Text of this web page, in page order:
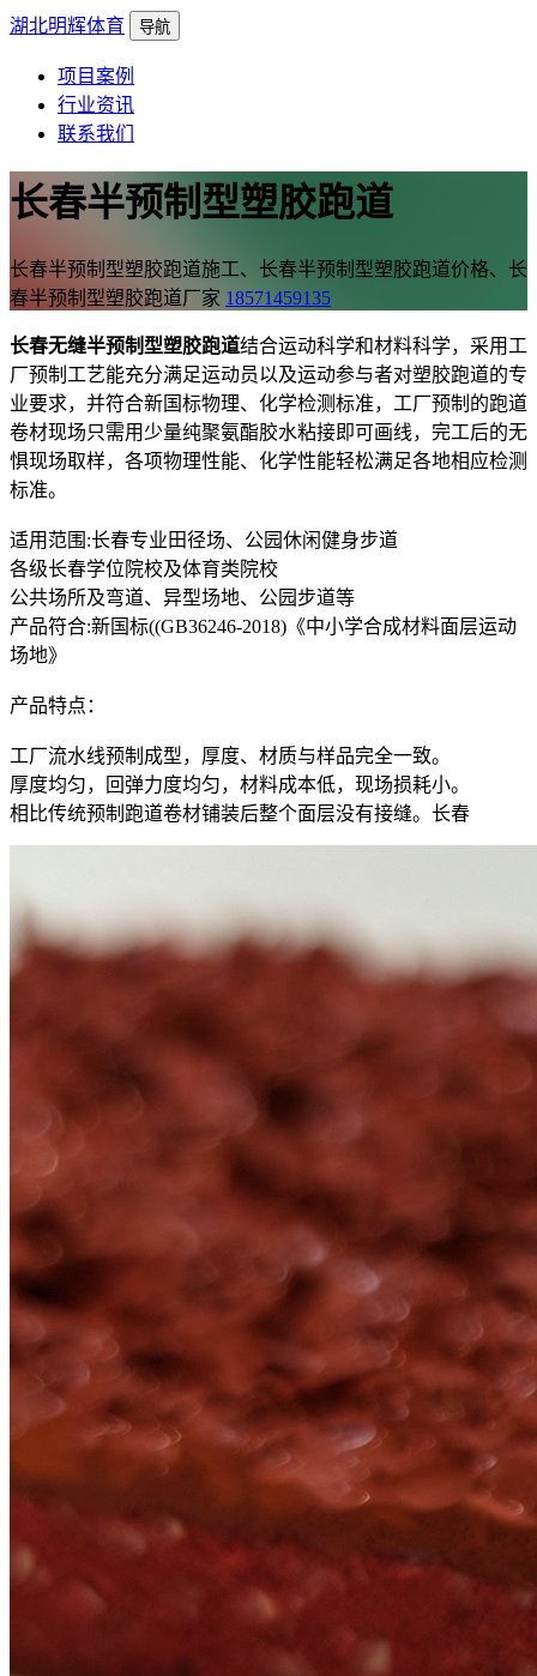
湖北明辉体育 导航
项目案例
行业资讯
联系我们
长春半预制型塑胶跑道
长春半预制型塑胶跑道施工、长春半预制型塑胶跑道价格、长
春半预制型塑胶跑道厂家 18571459135
长春无缝半预制型塑胶跑道结合运动科学和材料科学，采用工
厂预制工艺能充分满足运动员以及运动参与者对塑胶跑道的专
业要求，并符合新国标物理、化学检测标准，工厂预制的跑道
卷材现场只需用少量纯聚氨酯胶水粘接即可画线，完工后的无
惧现场取样，各项物理性能、化学性能轻松满足各地相应检测
标准。
适用范围:长春专业田径场、公园休闲健身步道
各级长春学位院校及体育类院校
公共场所及弯道、异型场地、公园步道等
产品符合:新国标((GB36246-2018)《中小学合成材料面层运动
场地》
产品特点：
工厂流水线预制成型，厚度、材质与样品完全一致。
厚度均匀，回弹力度均匀，材料成本低，现场损耗小。
相比传统预制跑道卷材铺装后整个面层没有接缝。长春